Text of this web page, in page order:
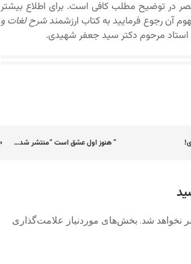
در توضیح مطلب کافی است. برای اطلاع بیشتر
آن رجوع فرمایید به کتاب ارزشمندشرح لغات و
استاد مرحوم دکتر سید جعفر شهیدی.
” هنوز اول عشق است “منتشر شد…
نخواهد شد. بخش‌های موردنیاز علامت‌گذاری